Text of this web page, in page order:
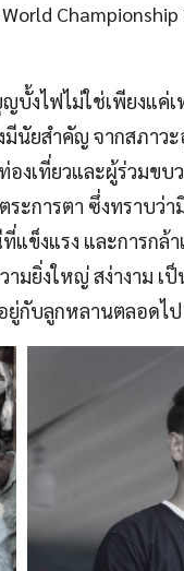
บั้งไฟไม่ใช่เพียงแ
นัยสำคัญ จากสภา
งเที่ยวและผู้ร่วมข
ะการตา ซึ่งทราบ
ข็งแรง และการกล้
ามยิ่งใหญ่ สง่างาม
ยู่กับลูกหลานตลอดไป